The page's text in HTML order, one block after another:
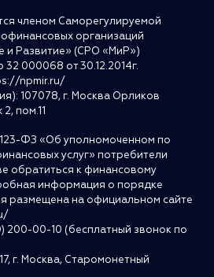
членом Саморегулируемой
организаций
и Развитие» (СРО «МиР»)
000068 от 30.12.2014г.
npmir.ru/
107078, г. Москва Орликов
пом.11
ФЗ «Об уполномоченном по
услуг» потребители
обратиться к финансовому
информация о порядке
размещена на официальном сайте
200-00-10 (бесплатный звонок по
г. Москва, Старомонетный